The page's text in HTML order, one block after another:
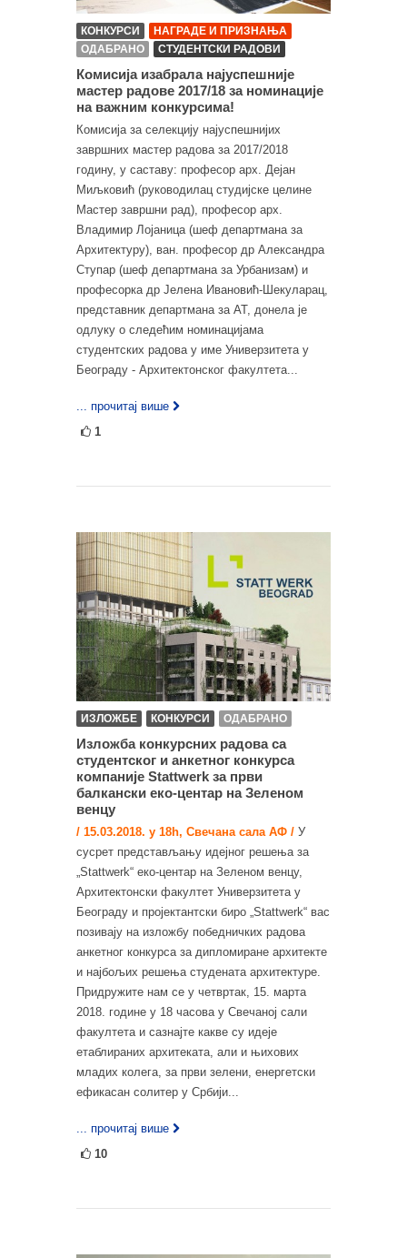
КОНКУРСИ
НАГРАДЕ И ПРИЗНАЊА
ОДАБРАНО
СТУДЕНТСКИ РАДОВИ
Комисија изабрала најуспешније
мастер радове 2017/18 за номинације
на важним конкурсима!
Комисија за селекцију најуспешнијих
завршних мастер радова за 2017/2018
годину, у саставу: професор арх. Дејан
Миљковић (руководилац студијске целине
Мастер завршни рад), професор арх.
Владимир Лојаница (шеф департмана за
Архитектуру), ван. професор др Александра
Ступар (шеф департмана за Урбанизам) и
професорка др Јелена Ивановић-Шекуларац,
представник департмана за АТ, донела је
одлуку о следећим номинацијама
студентских радова у име Универзитета у
Београду - Архитектонског факултета...
... прочитај више
1
ИЗЛОЖБЕ КОНКУРСИ ОДАБРАНО
Изложба конкурсних радова са
студентског и анкетног конкурса
компаније Stattwerk за први
балкански еко-центар на Зеленом
венцу
/ 15.03.2018. у 18h, Свечана сала АФ / У
сусрет представљању идејног решења за
„Stattwerk“ еко-центар на Зеленом венцу,
Архитектонски факултет Универзитета у
Београду и пројектантски биро „Stattwerk“ вас
позивају на изложбу победничких радова
анкетног конкурса за дипломиране архитекте
и најбољих решења студената архитектуре.
Придружите нам се у четвртак, 15. марта
2018. године у 18 часова у Свечаној сали
факултета и сазнајте какве су идеје
етаблираних архитеката, али и њихових
младих колега, за први зелени, енергетски
ефикасан солитер у Србији...
... прочитај више
10